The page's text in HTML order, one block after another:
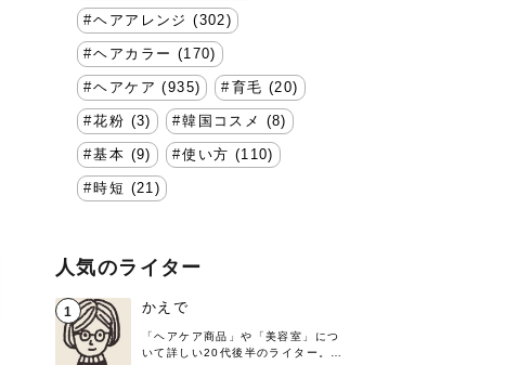
ヘアアレンジ (302)
ヘアカラー (170)
ヘアケア (935) 育毛 (20)
花粉 (3) 韓国コスメ (8)
基本 (9) 使い方 (110)
時短 (21)
人気のライター
1 かえで
「ヘアケア商品」や「美容室」につ
いて詳しい20代後半のライター。楽